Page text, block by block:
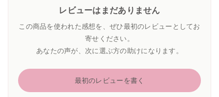
レビューはまだありません
この商品を使われた感想を、ぜひ最初のレビューとしてお
寄せください。
あなたの声が、次に選ぶ方の助けになります。
最初のレビューを書く